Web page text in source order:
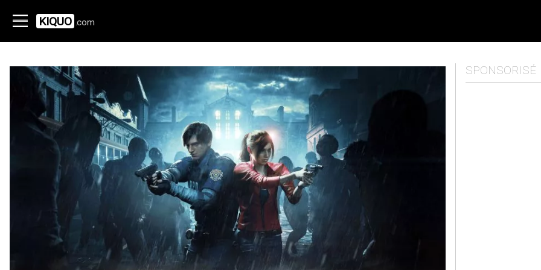
KIQUO .com
SPONSORISÉ